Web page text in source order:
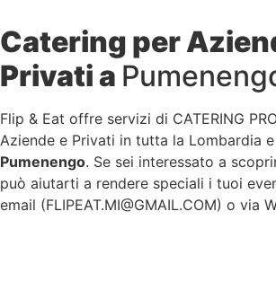
Catering per
Privati a
Flip & Eat offre servizi di CATERING
Aziende e Privati in tutta la Lombardia
Pumenengo. Se sei interessato a
può aiutarti a rendere speciali i tuoi
email (FLIPEAT.MI@GMAIL.COM) o via